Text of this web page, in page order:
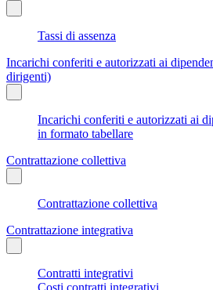
Tassi di assenza
Incarichi conferiti e autorizzati ai
dirigenti)
Incarichi conferiti e autorizzati ai
in formato tabellare
Contrattazione collettiva
Contrattazione collettiva
Contrattazione integrativa
Contratti integrativi
Costi contratti integrativi